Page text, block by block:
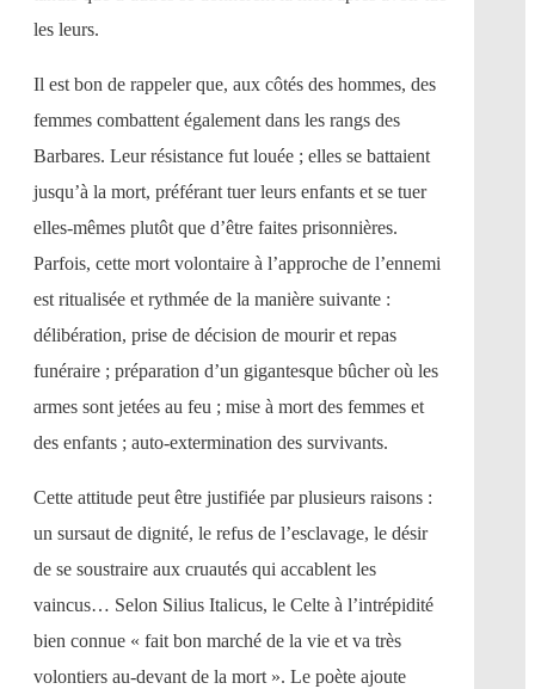
les leurs.
Il est bon de rappeler que, aux côtés des hommes, des
femmes combattent également dans les rangs des
Barbares. Leur résistance fut louée ; elles se battaient
jusqu’à la mort, préférant tuer leurs enfants et se tuer
elles-mêmes plutôt que d’être faites prisonnières.
Parfois, cette mort volontaire à l’approche de l’ennemi
est ritualisée et rythmée de la manière suivante :
délibération, prise de décision de mourir et repas
funéraire ; préparation d’un gigantesque bûcher où les
armes sont jetées au feu ; mise à mort des femmes et
des enfants ; auto-extermination des survivants.
Cette attitude peut être justifiée par plusieurs raisons :
un sursaut de dignité, le refus de l’esclavage, le désir
de se soustraire aux cruautés qui accablent les
vaincus… Selon Silius Italicus, le Celte à l’intrépidité
bien connue « fait bon marché de la vie et va très
volontiers au-devant de la mort ». Le poète ajoute